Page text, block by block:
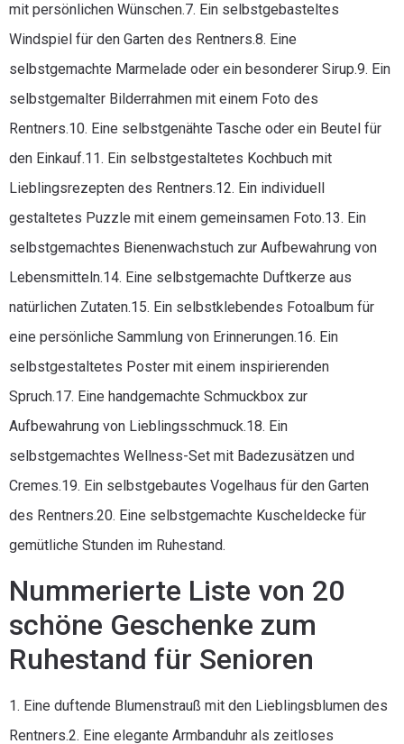
mit persönlichen Wünschen.7. Ein selbstgebasteltes
Windspiel für den Garten des Rentners.8. Eine
selbstgemachte Marmelade oder ein besonderer Sirup.9. Ein
selbstgemalter Bilderrahmen mit einem Foto des
Rentners.10. Eine selbstgenähte Tasche oder ein Beutel für
den Einkauf.11. Ein selbstgestaltetes Kochbuch mit
Lieblingsrezepten des Rentners.12. Ein individuell
gestaltetes Puzzle mit einem gemeinsamen Foto.13. Ein
selbstgemachtes Bienenwachstuch zur Aufbewahrung von
Lebensmitteln.14. Eine selbstgemachte Duftkerze aus
natürlichen Zutaten.15. Ein selbstklebendes Fotoalbum für
eine persönliche Sammlung von Erinnerungen.16. Ein
selbstgestaltetes Poster mit einem inspirierenden
Spruch.17. Eine handgemachte Schmuckbox zur
Aufbewahrung von Lieblingsschmuck.18. Ein
selbstgemachtes Wellness-Set mit Badezusätzen und
Cremes.19. Ein selbstgebautes Vogelhaus für den Garten
des Rentners.20. Eine selbstgemachte Kuscheldecke für
gemütliche Stunden im Ruhestand.
Nummerierte Liste von 20
schöne Geschenke zum
Ruhestand für Senioren
1. Eine duftende Blumenstrauß mit den Lieblingsblumen des
Rentners.2. Eine elegante Armbanduhr als zeitloses